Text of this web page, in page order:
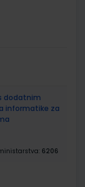
s dodatnim
informatike za
6206